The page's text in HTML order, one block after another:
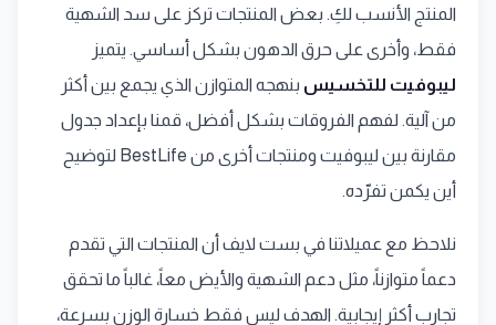
المنتج الأنسب لكِ. بعض المنتجات تركز على سد الشهية
فقط، وأخرى على حرق الدهون بشكل أساسي. يتميز
ليبوفيت للتخسيس بنهجه المتوازن الذي يجمع بين أكثر
من آلية. لفهم الفروقات بشكل أفضل، قمنا بإعداد جدول
مقارنة بين ليبوفيت ومنتجات أخرى من BestLife لتوضيح
أين يكمن تفرّده.
نلاحظ مع عميلاتنا في بست لايف أن المنتجات التي تقدم
دعماً متوازناً، مثل دعم الشهية والأيض معاً، غالباً ما تحقق
تجارب أكثر إيجابية. الهدف ليس فقط خسارة الوزن بسرعة،